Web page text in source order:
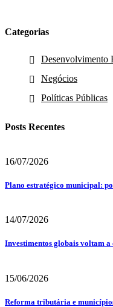
Categorias
Desenvolvimento
Negócios
Políticas Públicas
Posts Recentes
16/07/2026
Plano estratégico municipal:
14/07/2026
Investimentos globais voltam a
15/06/2026
Reforma tributária e